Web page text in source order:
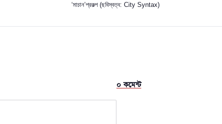
‘মাচান’প্রকল্প (ছবিস্বত্ব: City Syntax)
০ কমেন্ট